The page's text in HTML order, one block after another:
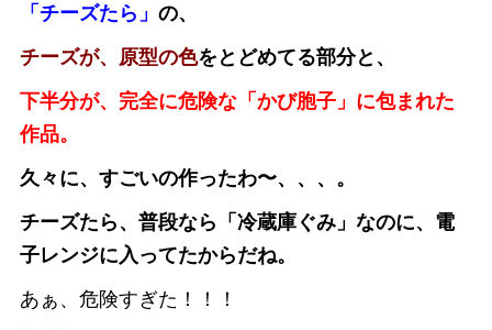
「チーズたら」 の、
チーズが、原型の色をとどめてる部分と、
下半分が、完全に危険な「かび胞子」に包まれた
作品。
久々に、すごいの作ったわ〜、、、。
チーズたら、普段なら「冷蔵庫ぐみ」なのに、電
子レンジに入ってたからだね。
あぁ、危険すぎた！！！